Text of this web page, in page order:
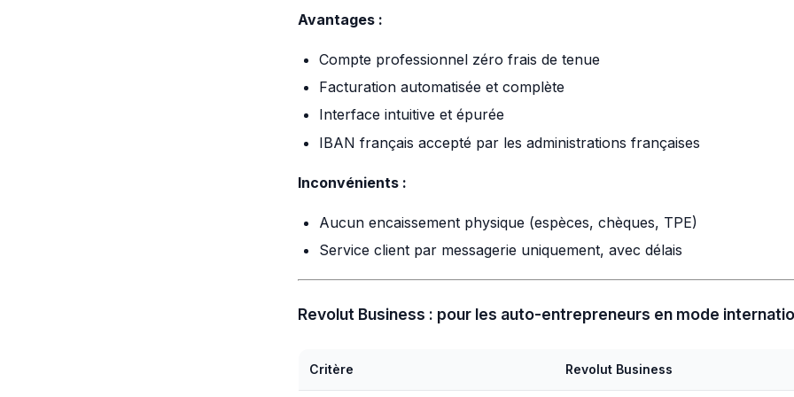
Avantages :
Compte professionnel zéro frais de tenue
Facturation automatisée et complète
Interface intuitive et épurée
IBAN français accepté par les administrations françaises
Inconvénients :
Aucun encaissement physique (espèces, chèques, TPE)
Service client par messagerie uniquement, avec délais
Revolut Business : pour les auto-entrepreneurs en mode
Critère Revolut Business